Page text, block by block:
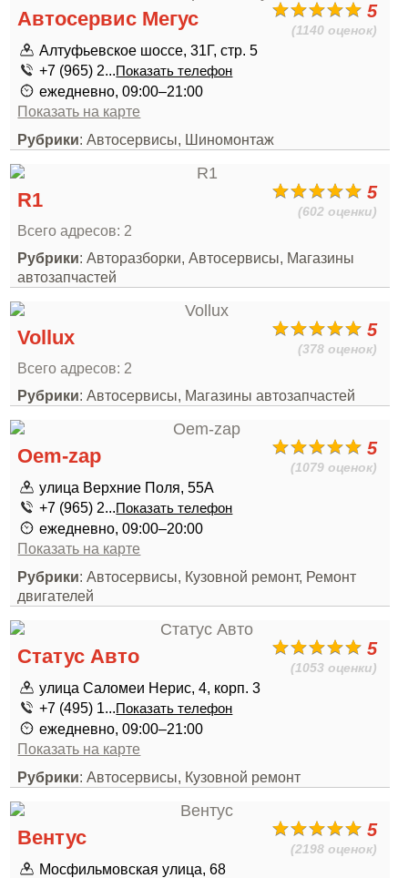
5
(1140 оценок)
Автосервис Мегус
Алтуфьевское шоссе, 31Г, стр. 5
+7 (965) 2...Показать телефон
ежедневно, 09:00–21:00
Показать на карте
Рубрики: Автосервисы, Шиномонтаж
5
(602 оценки)
R1
Всего адресов: 2
Рубрики: Авторазборки, Автосервисы, Магазины
автозапчастей
5
(378 оценок)
Vollux
Всего адресов: 2
Рубрики: Автосервисы, Магазины автозапчастей
5
(1079 оценок)
Oem-zap
улица Верхние Поля, 55А
+7 (965) 2...Показать телефон
ежедневно, 09:00–20:00
Показать на карте
Рубрики: Автосервисы, Кузовной ремонт, Ремонт
двигателей
5
(1053 оценки)
Статус Авто
улица Саломеи Нерис, 4, корп. 3
+7 (495) 1...Показать телефон
ежедневно, 09:00–21:00
Показать на карте
Рубрики: Автосервисы, Кузовной ремонт
5
(2198 оценок)
Вентус
Мосфильмовская улица, 68